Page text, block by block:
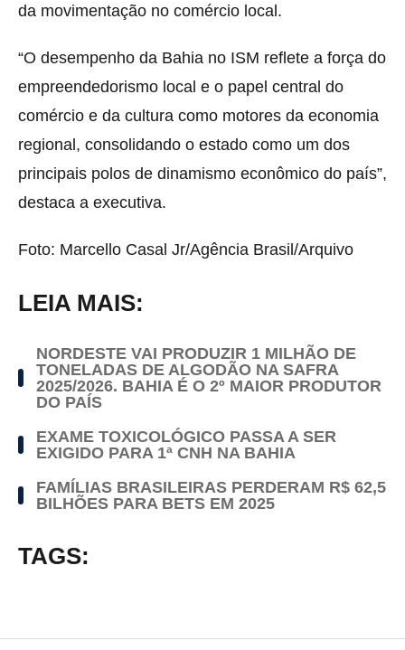
da movimentação no comércio local.
“O desempenho da Bahia no ISM reflete a força do
empreendedorismo local e o papel central do
comércio e da cultura como motores da economia
regional, consolidando o estado como um dos
principais polos de dinamismo econômico do país”,
destaca a executiva.
Foto: Marcello Casal Jr/Agência Brasil/Arquivo
LEIA MAIS:
NORDESTE VAI PRODUZIR 1 MILHÃO DE
TONELADAS DE ALGODÃO NA SAFRA
2025/2026. BAHIA É O 2º MAIOR PRODUTOR
DO PAÍS
EXAME TOXICOLÓGICO PASSA A SER
EXIGIDO PARA 1ª CNH NA BAHIA
FAMÍLIAS BRASILEIRAS PERDERAM R$ 62,5
BILHÕES PARA BETS EM 2025
TAGS: